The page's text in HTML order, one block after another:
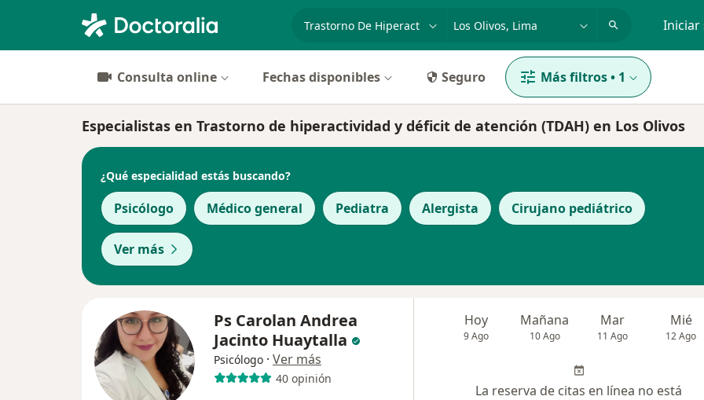
Iniciar
Consulta online Fechas disponibles Seguro Más filtros• 1
Especialistas en Trastorno de hiperactividad y déficit de atención (TDAH) en Los Olivos
¿Qué especialidad estás buscando?
Psicólogo Médico general Pediatra Alergista Cirujano pediátrico
Ver más
Ps Carolan Andrea
Jacinto Huaytalla
Psicólogo · Ver más
40 opinión
Hoy
9 Ago
Mañana
10 Ago
Mar
11 Ago
Mié
12 Ago
La reserva de citas en línea no está